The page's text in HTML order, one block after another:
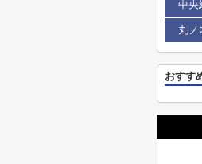
中央
丸ノ
おすす